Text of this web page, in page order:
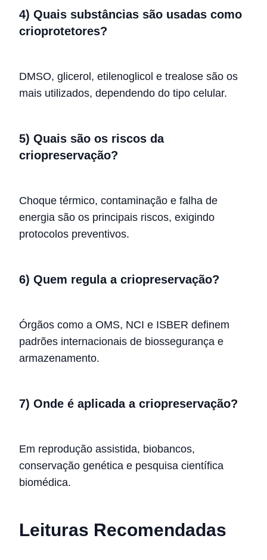
4) Quais substâncias são usadas como
crioprotetores?
DMSO, glicerol, etilenoglicol e trealose são os
mais utilizados, dependendo do tipo celular.
5) Quais são os riscos da
criopreservação?
Choque térmico, contaminação e falha de
energia são os principais riscos, exigindo
protocolos preventivos.
6) Quem regula a criopreservação?
Órgãos como a OMS, NCI e ISBER definem
padrões internacionais de biossegurança e
armazenamento.
7) Onde é aplicada a criopreservação?
Em reprodução assistida, biobancos,
conservação genética e pesquisa científica
biomédica.
Leituras Recomendadas